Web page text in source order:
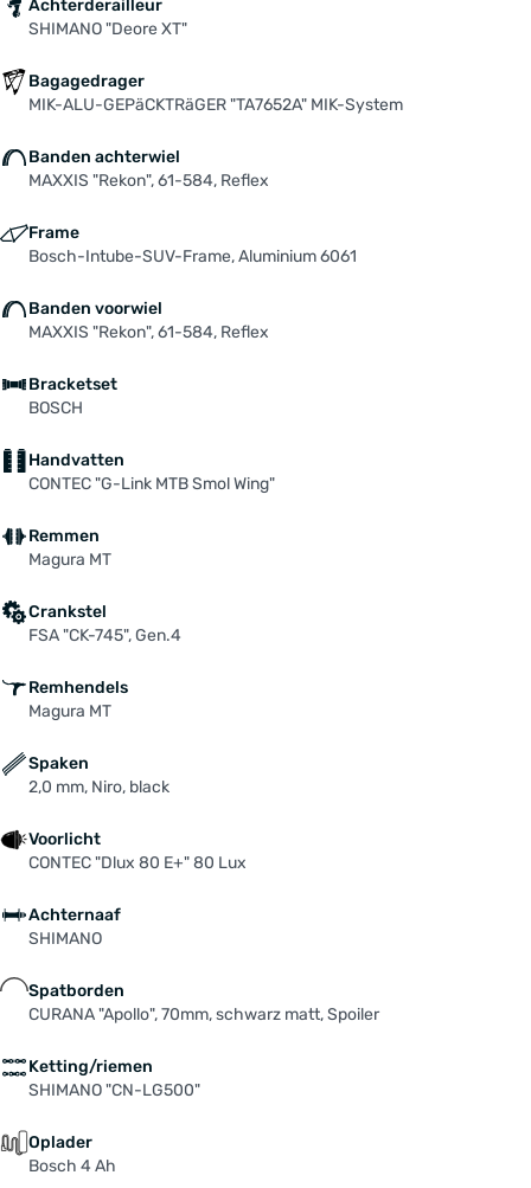
Achterderailleur
SHIMANO "Deore XT"
Bagagedrager
MIK-ALU-GEPäCKTRäGER "TA7652A" MIK-System
Banden achterwiel
MAXXIS "Rekon", 61-584, Reflex
Frame
Bosch-Intube-SUV-Frame, Aluminium 6061
Banden voorwiel
MAXXIS "Rekon", 61-584, Reflex
Bracketset
BOSCH
Handvatten
CONTEC "G-Link MTB Smol Wing"
Remmen
Magura MT
Crankstel
FSA "CK-745", Gen.4
Remhendels
Magura MT
Spaken
2,0 mm, Niro, black
Voorlicht
CONTEC "Dlux 80 E+" 80 Lux
Achternaaf
SHIMANO
Spatborden
CURANA "Apollo", 70mm, schwarz matt, Spoiler
Ketting/riemen
SHIMANO "CN-LG500"
Oplader
Bosch 4 Ah